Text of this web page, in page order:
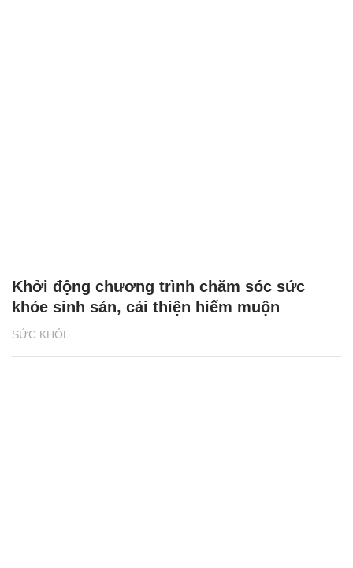
SỨC KHỎE
Khởi động chương trình chăm sóc sức
khỏe sinh sản, cải thiện hiếm muộn